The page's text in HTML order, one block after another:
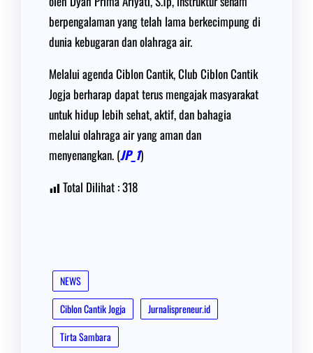
berpengalaman yang telah lama berkecimpung di
dunia kebugaran dan olahraga air.
Melalui agenda Ciblon Cantik, Club Ciblon Cantik
Jogja berharap dapat terus mengajak masyarakat
untuk hidup lebih sehat, aktif, dan bahagia
melalui olahraga air yang aman dan
menyenangkan. (JP_1)
Total Dilihat :318
NEWS
Ciblon Cantik Jogja
Jurnalispreneur.id
Tirta Sambara